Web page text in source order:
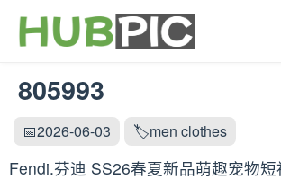
805993
📅2026-06-03 🏷️men clothes
Fendi.芬迪 SS26春夏新品萌趣宠物